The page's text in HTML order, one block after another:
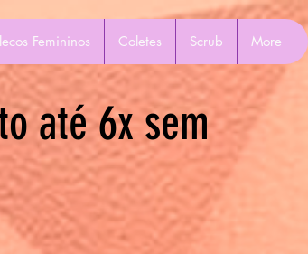
Femininos Coletes Scrub More
até 6x sem